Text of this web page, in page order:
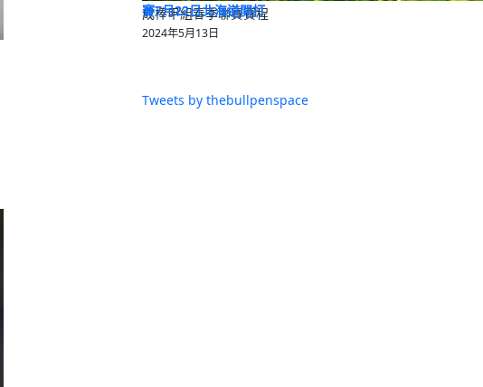
成棒甲組春季聯賽賽程
賽7月22日北海道開打
2024年5月13日
Tweets by thebullpenspace